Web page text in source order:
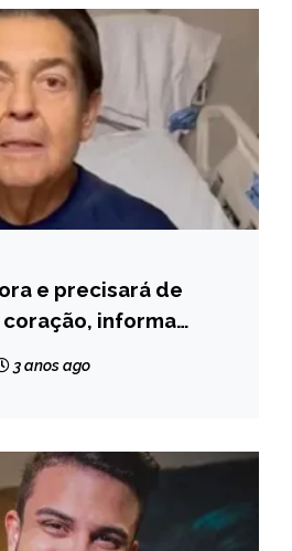
e precisará de
informa
3 anos ago